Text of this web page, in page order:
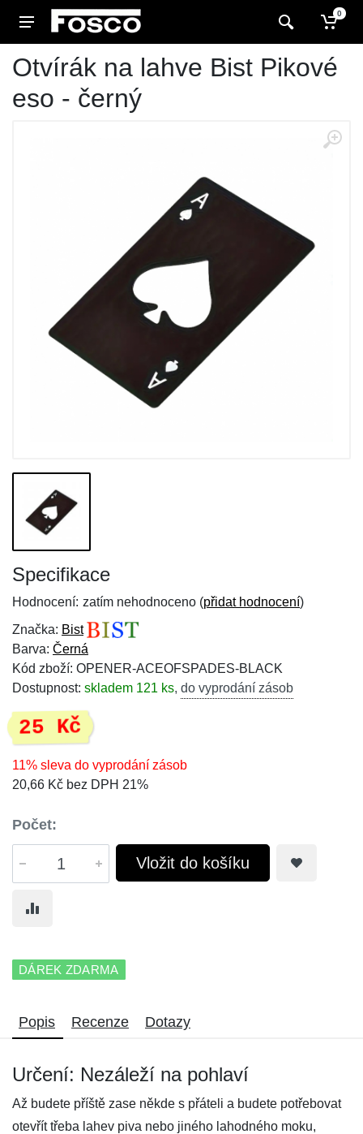
0
Otvírák na lahve Bist Pikové
eso - černý
Specifikace
Hodnocení: zatím nehodnoceno (přidat hodnocení)
Značka: Bist
Barva: Černá
Kód zboží: OPENER-ACEOFSPADES-BLACK
Dostupnost: skladem 121 ks, do vyprodání zásob
25 Kč
11% sleva do vyprodání zásob
20,66 Kč bez DPH 21%
Počet:
Vložit do košíku
DÁREK ZDARMA
Popis Recenze Dotazy
Určení: Nezáleží na pohlaví
Až budete příště zase někde s přáteli a budete potřebovat
otevřít třeba lahev piva nebo jiného lahodného moku,